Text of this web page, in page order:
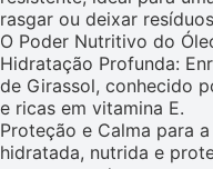
rasgar ou deixar
O Poder Nutritivo do
Hidratação Profunda:
de Girassol, conhecido
e ricas em vitamina E.
Proteção e Calma para
hidratada, nutrida e